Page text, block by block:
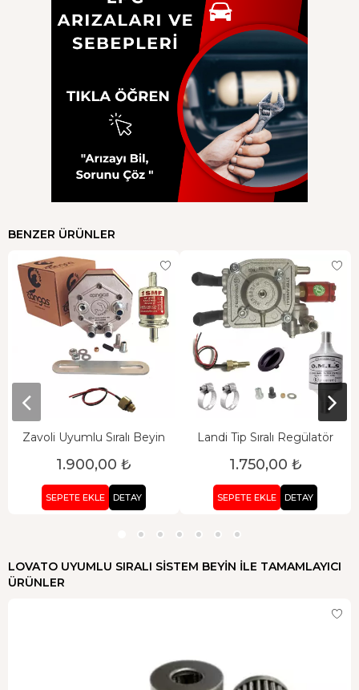
BENZER ÜRÜNLER
Zavoli Uyumlu Sıralı Beyin
1.900,00 ₺
SEPETE EKLE DETAY
Landi Tip Sıralı Regülatör
1.750,00 ₺
SEPETE EKLE DETAY
LOVATO UYUMLU SIRALI SISTEM BEYIN ILE TAMAMLAYICI
ÜRÜNLER